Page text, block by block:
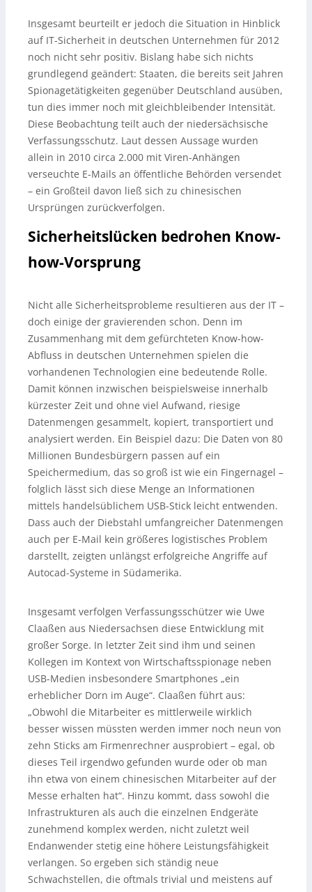
Insgesamt beurteilt er jedoch die Situation in Hinblick
auf IT-Sicherheit in deutschen Unternehmen für 2012
noch nicht sehr positiv. Bislang habe sich nichts
grundlegend geändert: Staaten, die bereits seit Jahren
Spionagetätigkeiten gegenüber Deutschland ausüben,
tun dies immer noch mit gleichbleibender Intensität.
Diese Beobachtung teilt auch der niedersächsische
Verfassungsschutz. Laut dessen Aussage wurden
allein in 2010 circa 2.000 mit Viren-Anhängen
verseuchte E-Mails an öffentliche Behörden versendet
– ein Großteil davon ließ sich zu chinesischen
Ursprüngen zurückverfolgen.
Sicherheitslücken bedrohen Know-
how-Vorsprung
Nicht alle Sicherheitsprobleme resultieren aus der IT –
doch einige der gravierenden schon. Denn im
Zusammenhang mit dem gefürchteten Know-how-
Abfluss in deutschen Unternehmen spielen die
vorhandenen Technologien eine bedeutende Rolle.
Damit können inzwischen beispielsweise innerhalb
kürzester Zeit und ohne viel Aufwand, riesige
Datenmengen gesammelt, kopiert, transportiert und
analysiert werden. Ein Beispiel dazu: Die Daten von 80
Millionen Bundesbürgern passen auf ein
Speichermedium, das so groß ist wie ein Fingernagel –
folglich lässt sich diese Menge an Informationen
mittels handelsüblichem USB-Stick leicht entwenden.
Dass auch der Diebstahl umfangreicher Datenmengen
auch per E-Mail kein größeres logistisches Problem
darstellt, zeigten unlängst erfolgreiche Angriffe auf
Autocad-Systeme in Südamerika.
Insgesamt verfolgen Verfassungsschützer wie Uwe
Claaßen aus Niedersachsen diese Entwicklung mit
großer Sorge. In letzter Zeit sind ihm und seinen
Kollegen im Kontext von Wirtschaftsspionage neben
USB-Medien insbesondere Smartphones „ein
erheblicher Dorn im Auge“. Claaßen führt aus:
„Obwohl die Mitarbeiter es mittlerweile wirklich
besser wissen müssten werden immer noch neun von
zehn Sticks am Firmenrechner ausprobiert – egal, ob
dieses Teil irgendwo gefunden wurde oder ob man
ihn etwa von einem chinesischen Mitarbeiter auf der
Messe erhalten hat“. Hinzu kommt, dass sowohl die
Infrastrukturen als auch die einzelnen Endgeräte
zunehmend komplex werden, nicht zuletzt weil
Endanwender stetig eine höhere Leistungsfähigkeit
verlangen. So ergeben sich ständig neue
Schwachstellen, die oftmals trivial und meistens auf